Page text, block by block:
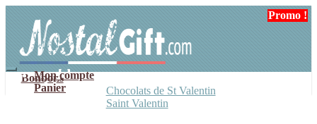
navigation
contenu
Mon compte
Panier
Bonbons
Chocolats de St Valentin
Saint Valentin
Promo !